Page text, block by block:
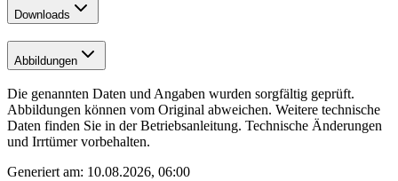
Downloads
Abbildungen
Die genannten Daten und Angaben wurden sorgfältig geprüft.
Abbildungen können vom Original abweichen. Weitere technische
Daten finden Sie in der Betriebsanleitung. Technische Änderungen
und Irrtümer vorbehalten.
Generiert am: 10.08.2026, 06:00